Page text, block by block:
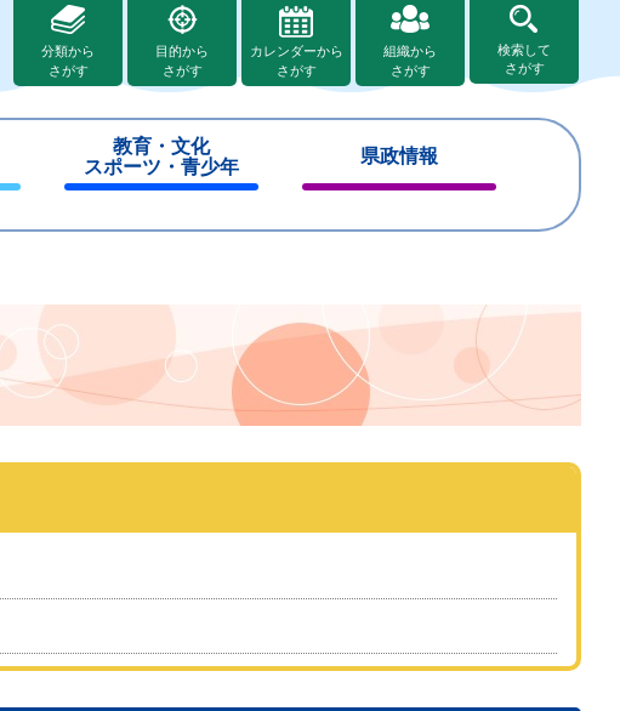
分類から
さがす
目的から
さがす
カレンダーから
さがす
組織から
さがす
検索して
さがす
教育・文化
スポーツ・青少年
じ
県政情報
じ